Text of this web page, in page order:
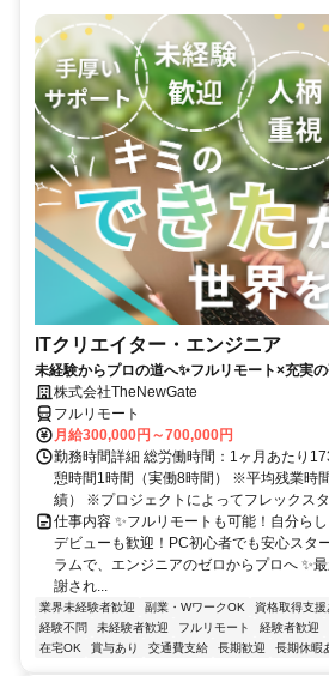
ITクリエイター・エンジニア
未経験からプロの道へ✨フルリモート×充実の
株式会社TheNewGate
フルリモート
月給300,000円～700,000円
勤務時間詳細 総労働時間：1ヶ月あたり
憩時間1時間（実働8時間） ※平均残業時
績） ※プロジェクトによってフレックス
仕事内容 ✨フルリモートも可能！自分ら
デビューも歓迎！PC初心者でも安心スタ
ラムで、エンジニアのゼロからプロへ ✨
謝され...
業界未経験者歓迎 副業・WワークOK 資格取得支援
経験不問
未経験者歓迎 フルリモート 経験者歓迎
在宅OK
賞与あり 交通費支給 長期歓迎 長期休暇